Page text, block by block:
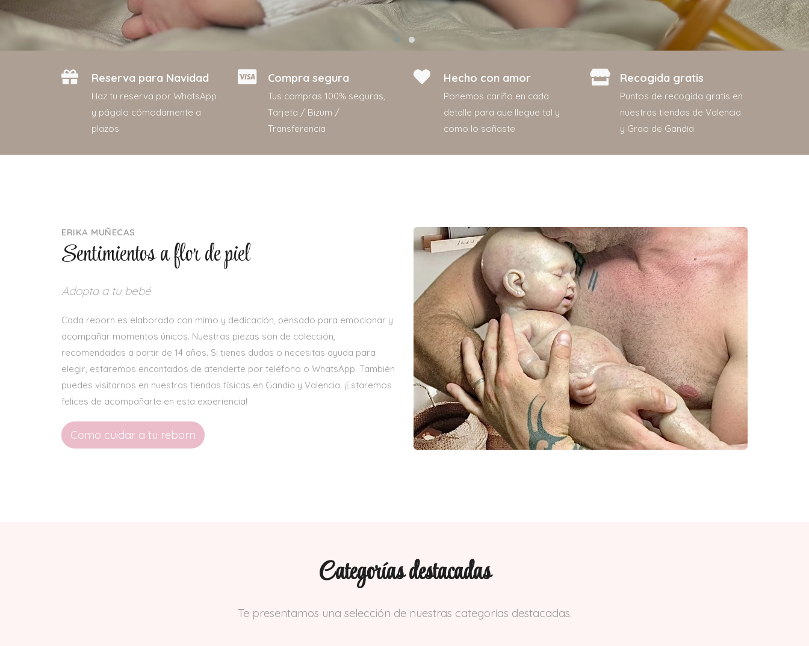
Reserva para Navidad
Haz tu reserva por WhatsApp
y págalo cómodamente a
plazos
Compra segura
Tus compras 100% seguras,
Tarjeta / Bizum /
Transferencia
Hecho con amor
Ponemos cariño en cada
detalle para que llegue tal y
como lo soñaste
Recogida gratis
Puntos de recogida gratis en
nuestras tiendas de Valencia
y Grao de Gandia
ERIKA MUÑECAS
Sentimientos a flor de piel
Adopta a tu bebé
Cada reborn es elaborado con mimo y dedicación, pensado para emocionar y
acompañar momentos únicos. Nuestras piezas son de colección,
recomendadas a partir de 14 años. Si tienes dudas o necesitas ayuda para
elegir, estaremos encantados de atenderte por teléfono o WhatsApp. También
puedes visitarnos en nuestras tiendas físicas en Gandia y Valencia. ¡Estaremos
felices de acompañarte en esta experiencia!
Como cuidar a tu reborn
Categorías destacadas
Te presentamos una selección de nuestras categorías destacadas.